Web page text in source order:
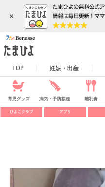
×
TOP 妊娠・出産
育児グッズ 病気・予防接種 離乳食
ひよこクラブ アプリ